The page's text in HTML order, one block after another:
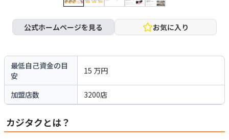
公式ホームページを見る お気に入り
最低自己資金の目
安
15 万円
加盟店数 3200店
カジタクとは？